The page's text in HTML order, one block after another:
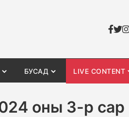
БУСАД LIVE CONTENT
оны 3-р сар